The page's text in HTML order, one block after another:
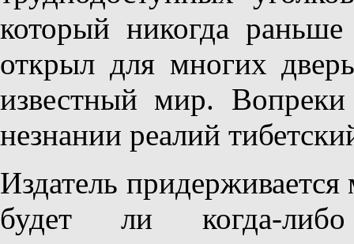
который никогда
открыл для многих
известный мир.
незнании реалий
Издатель
будет ли когда-либо